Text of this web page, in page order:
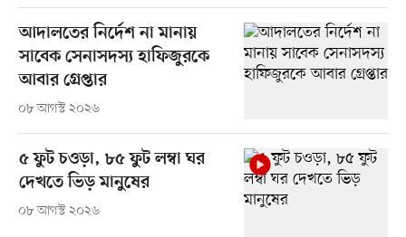
আদালতের নির্দেশ না মানায়
সাবেক সেনাসদস্য হাফিজুরকে
আবার গ্রেপ্তার
০৮ আগস্ট ২০২৬
৫ ফুট চওড়া, ৮৫ ফুট লম্বা ঘর
দেখতে ভিড় মানুষের
০৮ আগস্ট ২০২৬